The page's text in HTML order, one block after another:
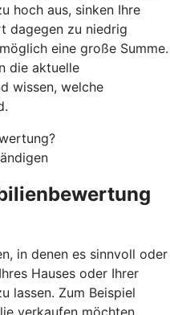
hoch aus, sinken Ihre
dagegen zu niedrig
eine große Summe.
die aktuelle
wissen, welche
in denen es sinnvoll oder
Hauses oder Ihrer
lassen. Zum Beispiel
verkaufen möchten.